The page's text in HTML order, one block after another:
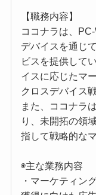
【職務内容】
ココナラは、
デバイスを通じ
ビスを提供して
イスに応じたマ
クロスデバイス
また、ココナラ
り、未開拓の領
指して戦略的な
◉主な業務内容
・マーケティン